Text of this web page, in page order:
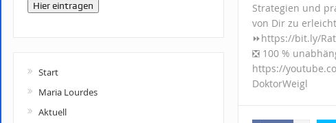
Strategien und
von Dir zu
⏩https://bit.ly/
❎ 100 %
https://
DoktorWeigl
Hier eintragen
Start
Maria Lourdes
Aktuell